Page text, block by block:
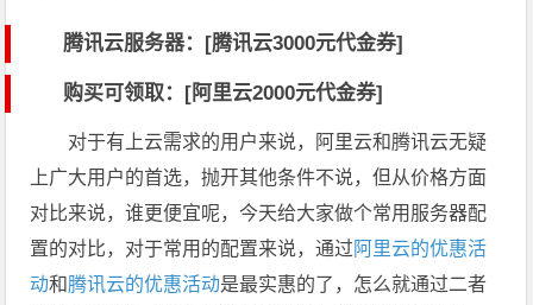
腾讯云服务器：[腾讯云3000元代金券]
购买可领取：[阿里云2000元代金券]
对于有上云需求的用户来说，阿里云和腾讯云无疑
上广大用户的首选，抛开其他条件不说，但从价格方面
对比来说，谁更便宜呢，今天给大家做个常用服务器配
置的对比，对于常用的配置来说，通过 阿里云的优惠活
动和腾讯云的优惠活动是最实惠的了，怎么就通过二者